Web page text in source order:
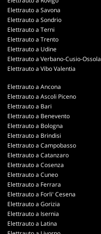
Elettrauto a Savona
Elettrauto a Sondrio
Elettrauto a Terni
Elettrauto a Trento
Elettrauto a Udine
Elettrauto a Verbano-Cusio-Ossola
Elettrauto a Vibo Valentia
Elettrauto a Ancona
Elettrauto a Ascoli Piceno
Elettrauto a Bari
Elettrauto a Benevento
Elettrauto a Bologna
Elettrauto a Brindisi
Elettrauto a Campobasso
Elettrauto a Catanzaro
Elettrauto a Cosenza
Elettrauto a Cuneo
Elettrauto a Ferrara
Elettrauto a Forli' Cesena
Elettrauto a Gorizia
Elettrauto a Isernia
Elettrauto a Latina